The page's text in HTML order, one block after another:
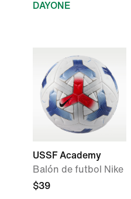
DAYONE
USSF Academy
Balón de futbol Nike
$39